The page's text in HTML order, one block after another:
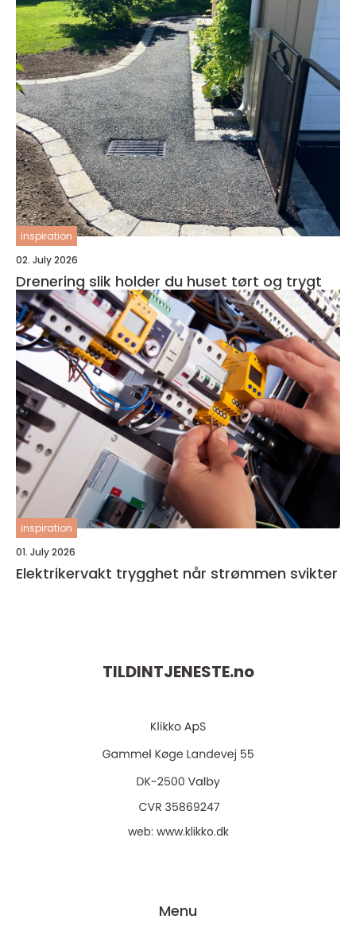
inspiration
02. July 2026
Drenering slik holder du huset tørt og trygt
inspiration
01. July 2026
Elektrikervakt trygghet når strømmen svikter
TILDINTJENESTE.no
web: www.klikko.dk
Menu